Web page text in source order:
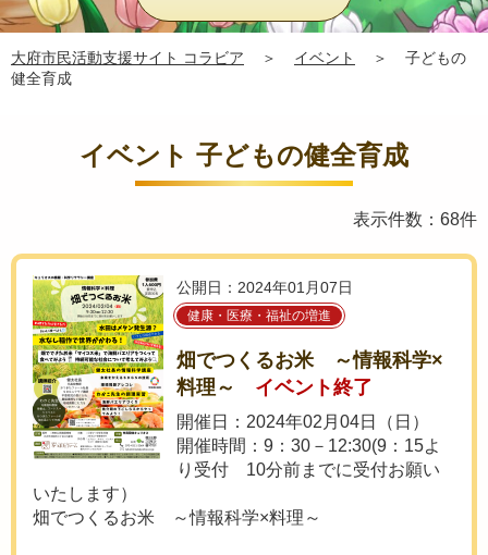
大府市民活動支援サイト コラビア ＞ イベント ＞
子どもの
健全育成
イベント 子どもの健全育成
表示件数：68件
公開日：2024年01月07日
健康・医療・福祉の増進
畑でつくるお米 ～情報科学×
料理～
イベント終了
開催日：2024年02月04日（日）
開催時間：9：30－12:30(9：15よ
り受付 10分前までに受付お願い
いたします）
畑でつくるお米 ～情報科学×料理～